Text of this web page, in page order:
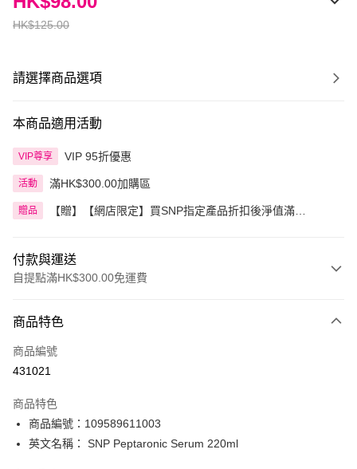
HK$125.00
請選擇商品選項
本商品適用活動
VIP尊享 VIP 95折優惠
活動 滿HK$300.00加購區
贈品
【贈】【網店限定】買SNP指定產品折扣後淨值滿
付款與運送
自提點滿HK$300.00免運費
信用卡
Apple Pay
PayMe
WeChat Pay
商品特色
商品編號
431021
商品特色
商品編號：109589611003
英文名稱： SNP Peptaronic Serum 220ml